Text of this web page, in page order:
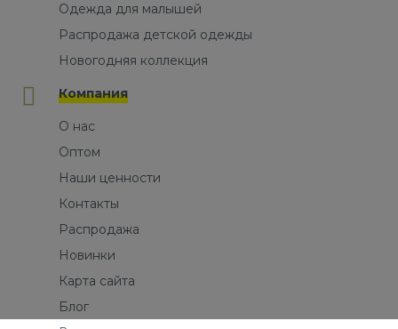
Одежда для малышей
Распродажа детской одежды
Новогодняя коллекция
Компания
О нас
Оптом
Наши ценности
Контакты
Распродажа
Новинки
Карта сайта
Блог